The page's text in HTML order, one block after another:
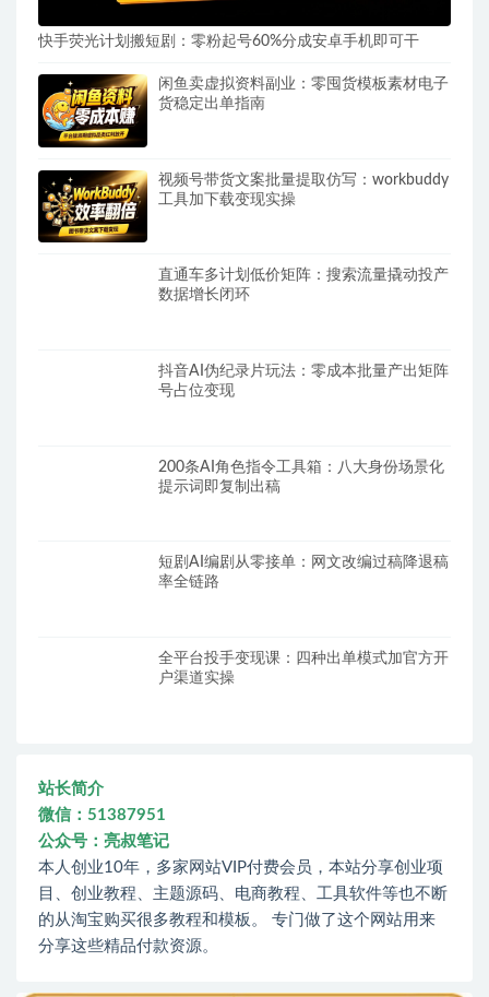
快手荧光计划搬短剧：零粉起号60%分成安卓手机即可干
闲鱼卖虚拟资料副业：零囤货模板素材电子
货稳定出单指南
视频号带货文案批量提取仿写：workbuddy
工具加下载变现实操
直通车多计划低价矩阵：搜索流量撬动投产
数据增长闭环
抖音AI伪纪录片玩法：零成本批量产出矩阵
号占位变现
200条AI角色指令工具箱：八大身份场景化
提示词即复制出稿
短剧AI编剧从零接单：网文改编过稿降退稿
率全链路
全平台投手变现课：四种出单模式加官方开
户渠道实操
站长简介
微信：51387951
公众号：亮叔笔记
本人创业10年，多家网站VIP付费会员，本站分享创业项
目、创业教程、主题源码、电商教程、工具软件等也不断
的从淘宝购买很多教程和模板。 专门做了这个网站用来
分享这些精品付款资源。